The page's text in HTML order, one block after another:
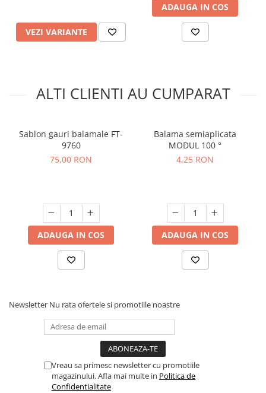
VEZI VARIANTE
ADAUGA IN COS
ALTI CLIENTI AU CUMPARAT
Sablon gauri balamale FT-
9760
75,00 RON
ADAUGA IN COS
Balama semiaplicata
MODUL 100 °
4,25 RON
ADAUGA IN COS
Newsletter Nu rata ofertele si promotiile noastre
Vreau sa primesc newsletter cu promotiile
magazinului. Afla mai multe in Politica de
Confidentialitate